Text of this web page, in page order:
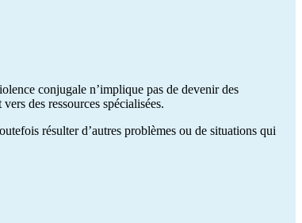
conjugale n’implique pas de devenir des
des ressources spécialisées.
résulter d’autres problèmes ou de situations qui